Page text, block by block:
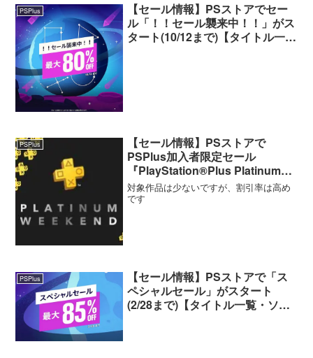
PSPlus
【セール情報】PSストアでセー
ル「！！セール襲来中！！」がス
タート(10/12まで)【タイトル一
PSPlus
【セール情報】PSストアで
PSPlus加入者限定セール
『PlayStation®Plus Platinum
Weekend』が開催中（9/16ま
で）
対象作品は少ないですが、割引率は高め
です
PSPlus
【セール情報】PSストアで「ス
ペシャルセール」がスタート
(2/28まで)【タイトル一覧・ソー